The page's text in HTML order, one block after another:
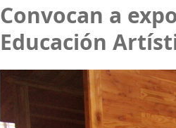
Convocan a
Educación